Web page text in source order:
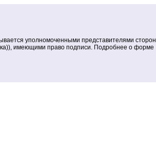
уполномоченными представителями сторон
имеющими право подписи. Подробнее о форме